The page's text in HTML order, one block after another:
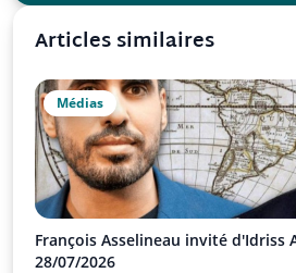
Articles similaires
Médias
François Asselineau invité d'Idriss
28/07/2026